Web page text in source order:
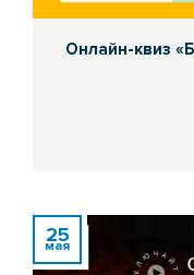
Онлайн-квиз
25
мая